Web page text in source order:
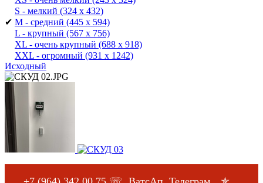
S - мелкий (324 x 432)
✔ M - средний (445 x 594)
L - крупный (567 x 756)
XL - очень крупный (688 x 918)
XXL - огромный (931 x 1242)
Исходный